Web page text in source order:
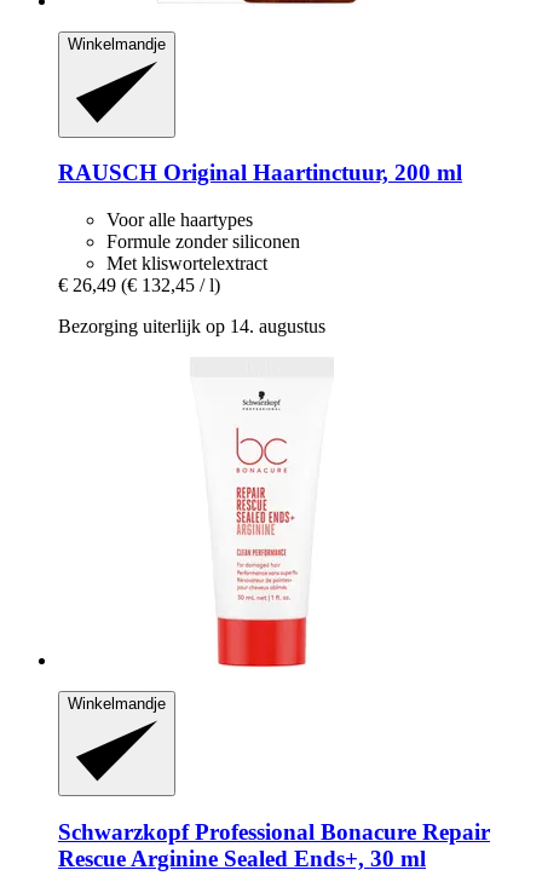
Winkelmandje
RAUSCH Original Haartinctuur, 200 ml
Voor alle haartypes
Formule zonder siliconen
Met kliswortelextract
€ 26,49 (€ 132,45 / l)
Bezorging uiterlijk op 14. augustus
Winkelmandje
Schwarzkopf Professional Bonacure Repair
Rescue Arginine Sealed Ends+, 30 ml